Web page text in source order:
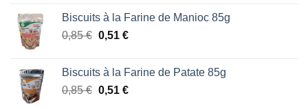
initial
était :
actuel
est :
Biscuits à la Farine de Manioc 85g
0,85€ Le
était :
0,85 €.
0,51 €Le
est :
0,51 €.
Biscuits à la Farine de Patate 85g
0,85€ Le
0,51 €Le